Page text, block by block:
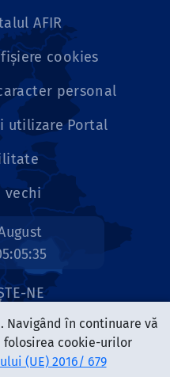
NE
AFIR
cookies
personal
utilizare Portal
vechi
Navigând în continuare vă
cookie-urilor
(UE) 2016/ 679